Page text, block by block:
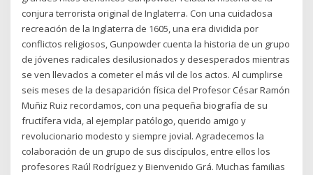
conjura terrorista original de Inglaterra. Con una cuidadosa
recreación de la Inglaterra de 1605, una era dividida por
conflictos religiosos, Gunpowder cuenta la historia de un grupo
de jóvenes radicales desilusionados y desesperados mientras
se ven llevados a cometer el más vil de los actos. Al cumplirse
seis meses de la desaparición física del Profesor César Ramón
Muñiz Ruiz recordamos, con una pequeña biografía de su
fructífera vida, al ejemplar patólogo, querido amigo y
revolucionario modesto y siempre jovial. Agradecemos la
colaboración de un grupo de sus discípulos, entre ellos los
profesores Raúl Rodríguez y Bienvenido Grá. Muchas familias